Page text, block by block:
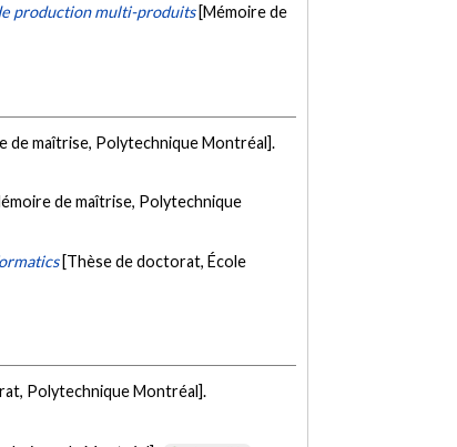
production multi-produits [Mémoire de
de maîtrise, Polytechnique Montréal].
de maîtrise, Polytechnique
[Thèse de doctorat, École
Polytechnique Montréal].